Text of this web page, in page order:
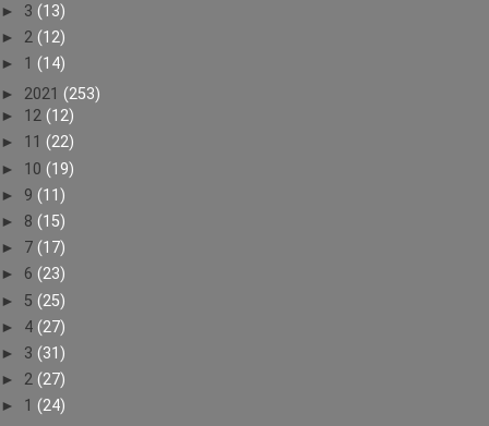
► 3 (13)
► 2 (12)
► 1 (14)
► 2021 (253)
► 12 (12)
► 11 (22)
► 10 (19)
► 9 (11)
► 8 (15)
► 7 (17)
► 6 (23)
► 5 (25)
► 4 (27)
► 3 (31)
► 2 (27)
► 1 (24)